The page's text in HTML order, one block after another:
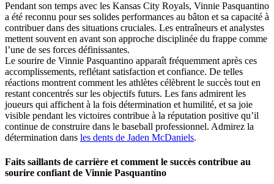
Pendant son temps avec les Kansas City Royals, Vinnie Pasquantino
a été reconnu pour ses solides performances au bâton et sa capacité à
contribuer dans des situations cruciales. Les entraîneurs et analystes
mettent souvent en avant son approche disciplinée du frappe comme
l’une de ses forces définissantes.
Le sourire de Vinnie Pasquantino apparaît fréquemment après ces
accomplissements, reflétant satisfaction et confiance. De telles
réactions montrent comment les athlètes célèbrent le succès tout en
restant concentrés sur les objectifs futurs. Les fans admirent les
joueurs qui affichent à la fois détermination et humilité, et sa joie
visible pendant les victoires contribue à la réputation positive qu’il
continue de construire dans le baseball professionnel. Admirez la
détermination dans les dents de Jaden McDaniels.
Faits saillants de carrière et comment le succès contribue au
sourire confiant de Vinnie Pasquantino